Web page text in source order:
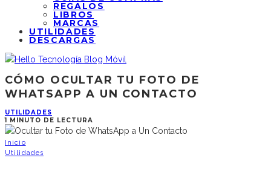
REGALOS
LIBROS
MARCAS
UTILIDADES
DESCARGAS
CÓMO OCULTAR TU FOTO DE
WHATSAPP A UN CONTACTO
UTILIDADES
1 MINUTO DE LECTURA
Inicio
Utilidades